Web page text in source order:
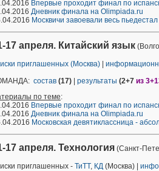
Впервые проходит финал по
Дневник финала на Olimpiada.ru
Москвичи завоевали весь
17 апреля. Китайский язык
приглашенных (Москва)
состав (17) результаты (2+7 из
по теме:
Впервые проходит финал по
Дневник финала на Olimpiada.ru
Московская девятиклассница -
17 апреля. Технология (Санкт-
приглашенных - ТиТТ, КД (Москва) |